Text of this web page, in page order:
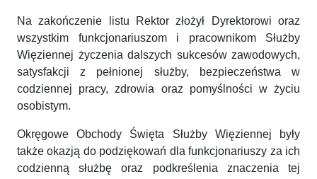
Na zakończenie listu Rektor złożył Dyrektorowi oraz
wszystkim funkcjonariuszom i pracownikom Służby
Więziennej życzenia dalszych sukcesów zawodowych,
satysfakcji z pełnionej służby, bezpieczeństwa w
codziennej pracy, zdrowia oraz pomyślności w życiu
osobistym.
Okręgowe Obchody Święta Służby Więziennej były
także okazją do podziękowań dla funkcjonariuszy za ich
codzienną służbę oraz podkreślenia znaczenia tej